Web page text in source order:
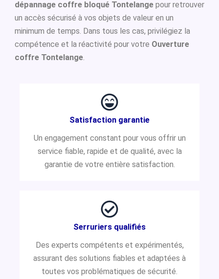
dépannage coffre bloqué Tontelange pour retrouver
un accès sécurisé à vos objets de valeur en un
minimum de temps. Dans tous les cas, privilégiez la
compétence et la réactivité pour votre Ouverture
coffre Tontelange.
Satisfaction garantie
Un engagement constant pour vous offrir un
service fiable, rapide et de qualité, avec la
garantie de votre entière satisfaction.
Serruriers qualifiés
Des experts compétents et expérimentés,
assurant des solutions fiables et adaptées à
toutes vos problématiques de sécurité.